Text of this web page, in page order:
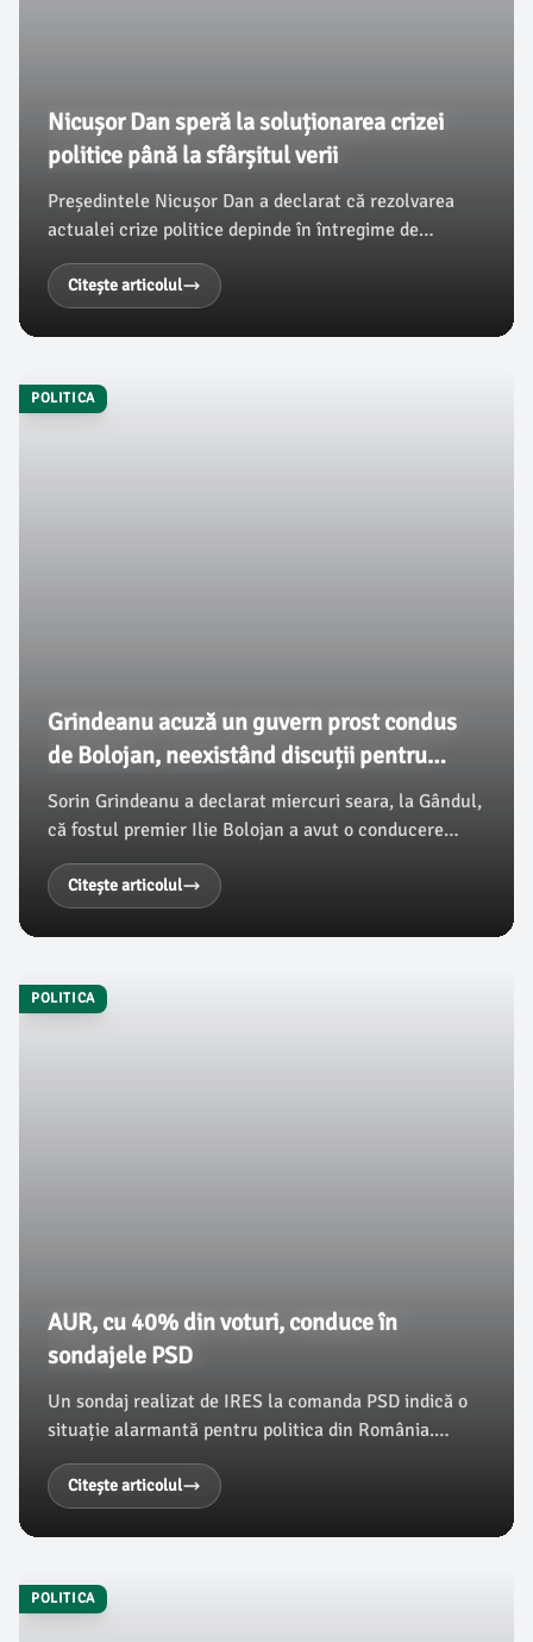
Nicușor Dan speră la soluționarea crizei
politice până la sfârșitul verii
Președintele Nicușor Dan a declarat că rezolvarea
actualei crize politice depinde în întregime de
partidele implicate. Potrivit Mediafax, el consideră că
retorica folosită de platformele politice limitează
spațiul de negociere necesar pentru a ajunge la un
consens.
Citește articolul
POLITICA
Grindeanu acuză un guvern prost condus
de Bolojan, neexistând discuții pentru
alegeri anticipate
Sorin Grindeanu a declarat miercuri seara, la Gândul,
că fostul premier Ilie Bolojan a avut o conducere
defectuoasă, motiv pentru care a fost înlocuit,
acuzându-l de eșec economic. Potrivit declarațiilor
sale, la consultările de la Cotroceni, care au avut loc
la începutul săptămânii, nu s-au discutat despre
Citește articolul
POLITICA
AUR, cu 40% din voturi, conduce în
sondajele PSD
Un sondaj realizat de IRES la comanda PSD indică o
situație alarmantă pentru politica din România.
Conform datelor, dacă duminica viitoare ar avea loc
alegeri parlamentare, AUR ar câștiga cu 40% din
voturi, urmat de PSD cu 21%, PNL cu 17% și USR cu
10%.
Citește articolul
POLITICA